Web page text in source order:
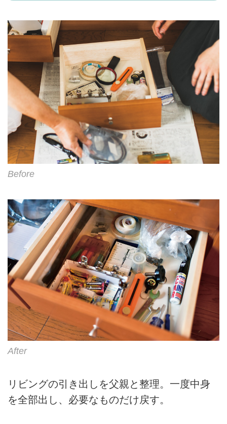
Before
After
リビングの引き出しを父親と整理。一度中身
を全部出し、必要なものだけ戻す。